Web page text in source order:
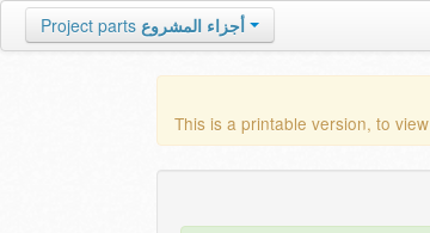
Project parts أجزاء المشروع
This is a printable version, to view